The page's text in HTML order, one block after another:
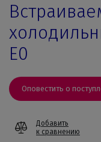
E0
Оповестить о
Добавить
к сравнению